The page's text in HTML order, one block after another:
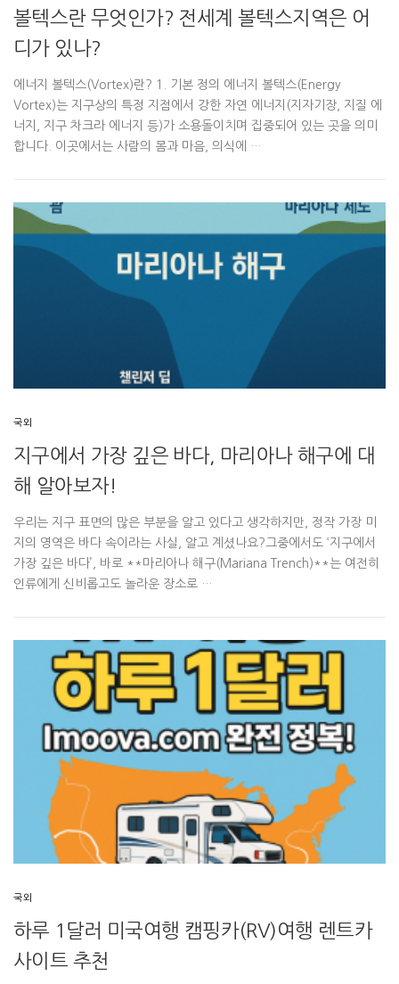
볼텍스란 무엇인가? 전세계 볼텍스지역은 어
디가 있나?
에너지 볼텍스(Vortex)란? 1. 기본 정의 에너지 볼텍스(Energy
Vortex)는 지구상의 특정 지점에서 강한 자연 에너지(지자기장, 지질 에
너지, 지구 차크라 에너지 등)가 소용돌이치며 집중되어 있는 곳을 의미
합니다. 이곳에서는 사람의 몸과 마음, 의식에 …
국외
지구에서 가장 깊은 바다, 마리아나 해구에 대
해 알아보자!
우리는 지구 표면의 많은 부분을 알고 있다고 생각하지만, 정작 가장 미
지의 영역은 바다 속이라는 사실, 알고 계셨나요?그중에서도 ‘지구에서
가장 깊은 바다’, 바로 **마리아나 해구(Mariana Trench)**는 여전히
인류에게 신비롭고도 놀라운 장소로 …
국외
하루 1달러 미국여행 캠핑카(RV)여행 렌트카
사이트 추천